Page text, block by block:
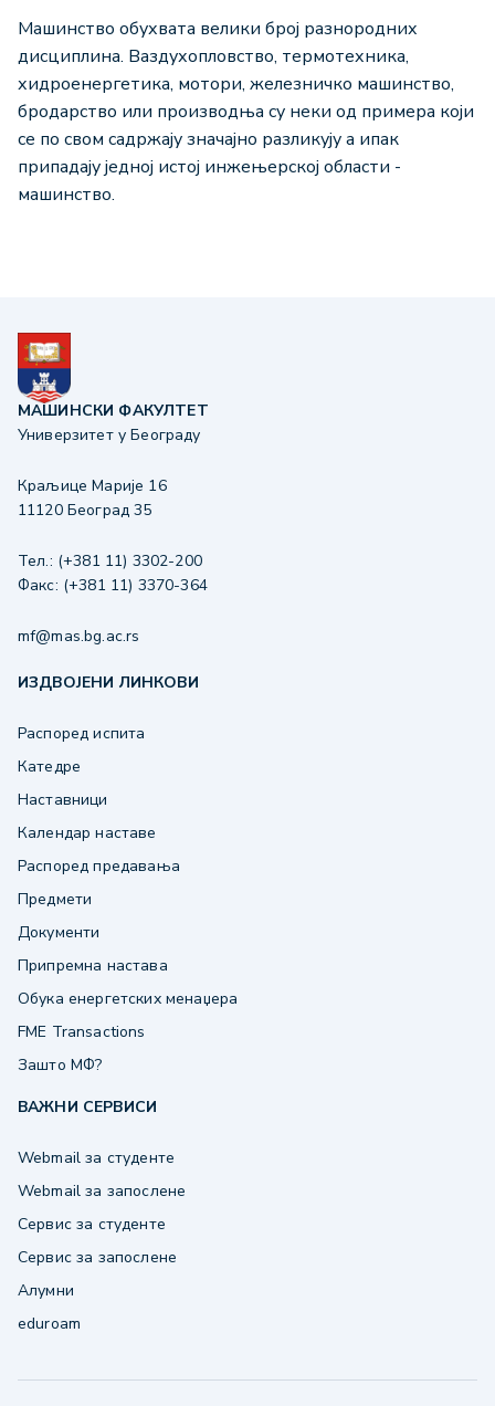
Mашинство обухвата велики број разнородних
дисциплина. Ваздухопловство, термотехника,
хидроенергетика, мотори, железничко машинство,
бродарство или производња су неки од примера који
се по свом садржају значајно разликују а ипак
припадају једној истој инжењерској области -
машинствo.
МАШИНСКИ ФАКУЛТЕТ
Универзитет у Београду
Краљице Марије 16
11120 Београд 35
Тел.: (+381 11) 3302-200
Факс: (+381 11) 3370-364
mf@mas.bg.ac.rs
ИЗДВОЈЕНИ ЛИНКОВИ
Распоред испита
Катедре
Наставници
Календар наставе
Распоред предавања
Предмети
Документи
Припремна настава
Обука енергетских менаџера
FME Transactions
Зашто МФ?
ВАЖНИ СЕРВИСИ
Webmail за студенте
Webmail за запослене
Сервис за студенте
Сервис за запослене
Алумни
eduroam